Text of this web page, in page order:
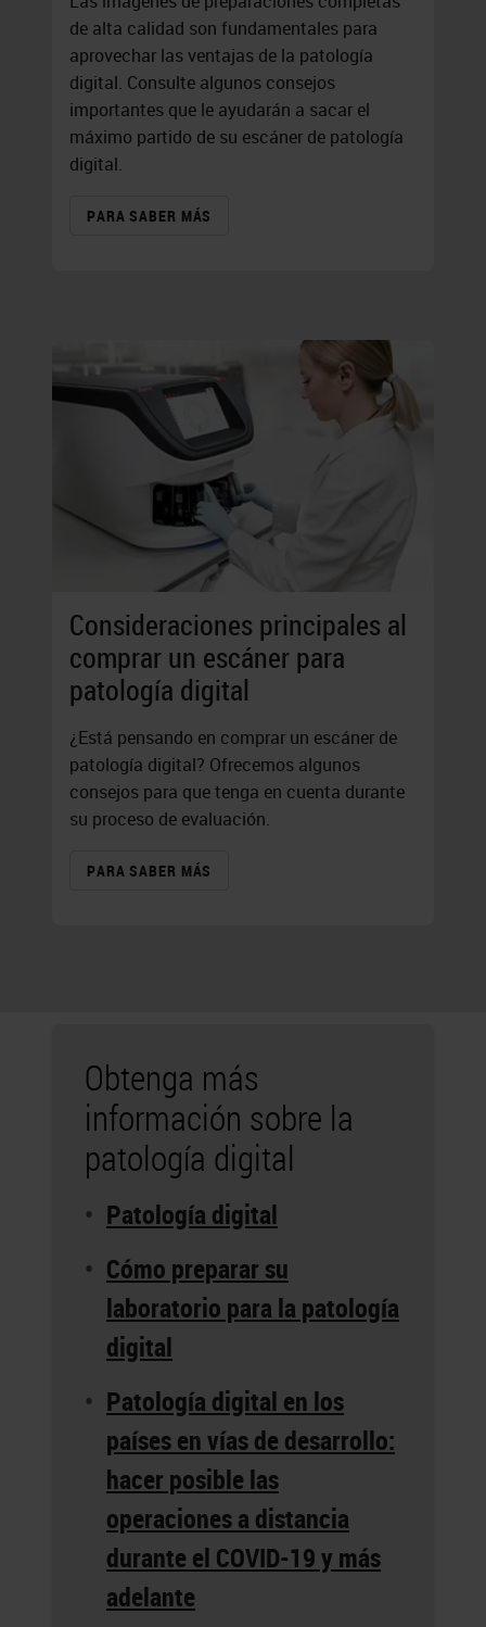
de alta calidad son fundamentales para
aprovechar las ventajas de la patología
digital. Consulte algunos consejos
importantes que le ayudarán a sacar el
máximo partido de su escáner de patología
digital.
PARA SABER MÁS
Consideraciones principales al
comprar un escáner para
patología digital
¿Está pensando en comprar un escáner de
patología digital? Ofrecemos algunos
consejos para que tenga en cuenta durante
su proceso de evaluación.
PARA SABER MÁS
Obtenga más
información sobre la
patología digital
Patología digital
Cómo preparar su
laboratorio para la patología
digital
Patología digital en los
países en vías de desarrollo:
hacer posible las
operaciones a distancia
durante el COVID-19 y más
adelante